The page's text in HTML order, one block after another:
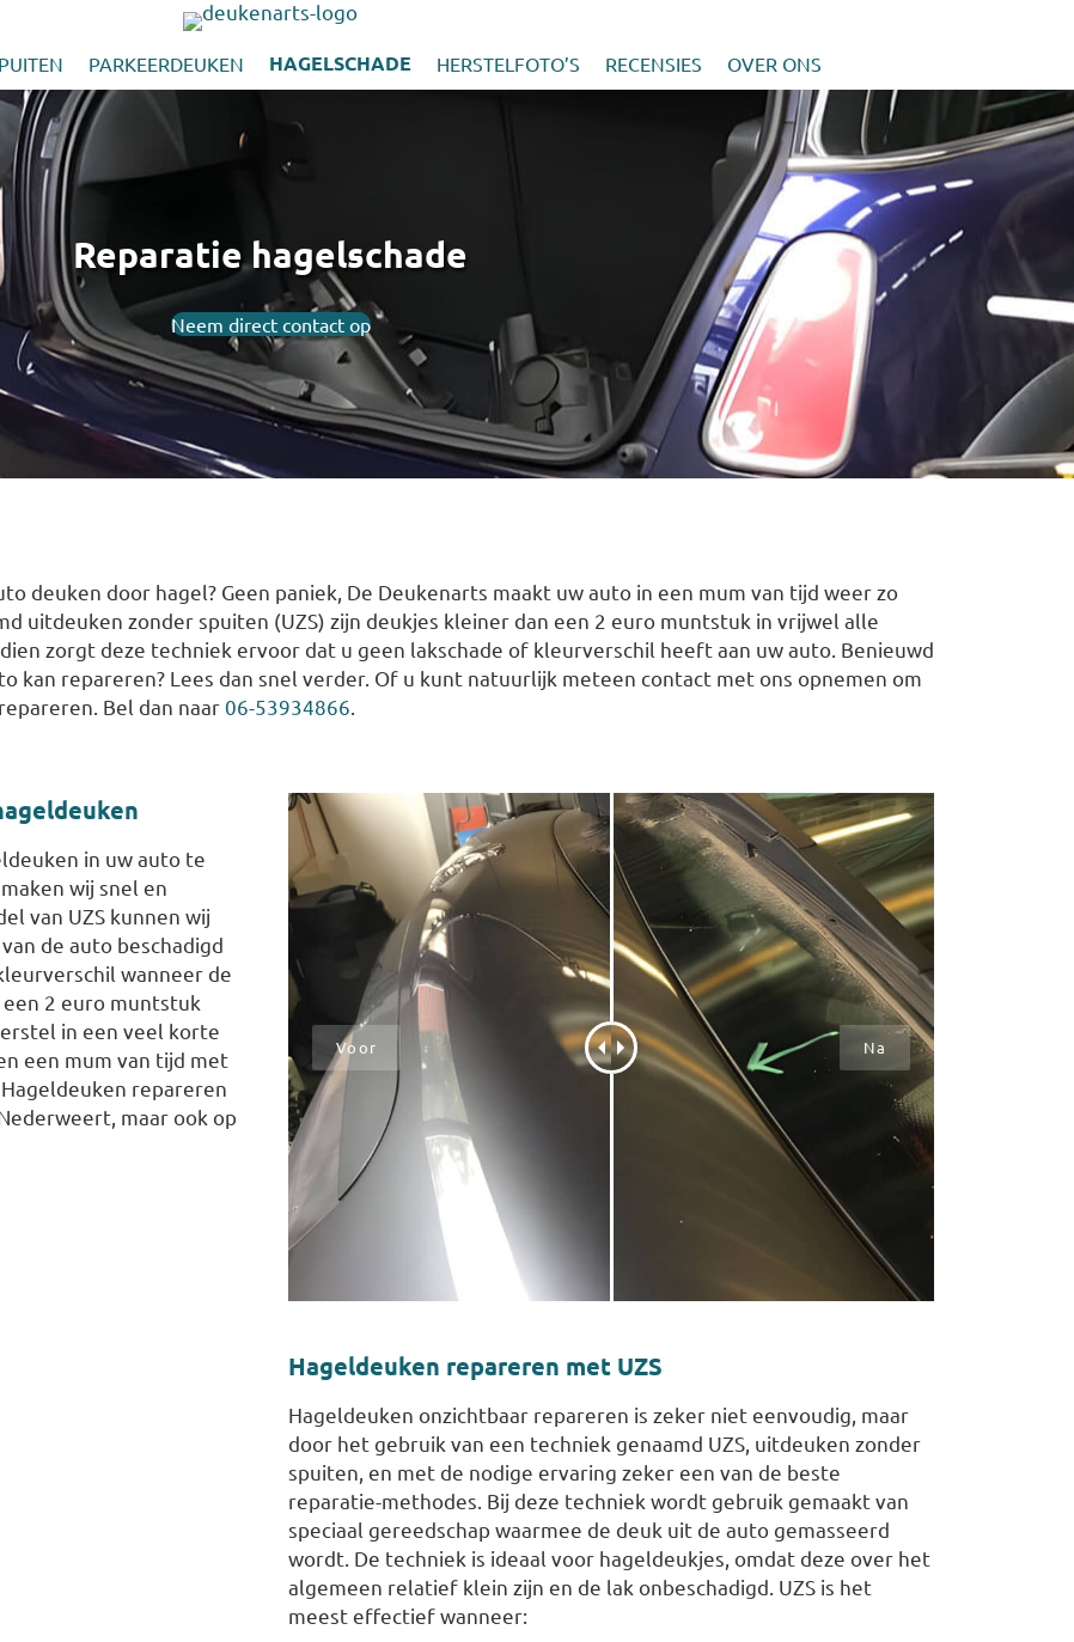
PARKEERDEUKEN HAGELSCHADE HERSTELFOTO’S RECENSIES OVER ONS
Reparatie hagelschade
Neem direct contact op
deuken door hagel? Geen paniek, De Deukenarts maakt uw auto in een mum van tijd weer zo
uitdeuken zonder spuiten (UZS) zijn deukjes kleiner dan een 2 euro muntstuk in vrijwel alle
zorgt deze techniek ervoor dat u geen lakschade of kleurverschil heeft aan uw auto. Benieuwd
kan repareren? Lees dan snel verder. Of u kunt natuurlijk meteen contact met ons opnemen om
Bel dan naar06-53934866
in uw auto te
wij snel en
van UZS kunnen wij
de auto beschadigd
wanneer de
2 euro muntstuk
in een veel korte
een mum van tijd met
repareren
maar ook op
Hageldeuken repareren met UZS
Hageldeuken onzichtbaar repareren is zeker niet eenvoudig, maar
door het gebruik van een techniek genaamd UZS, uitdeuken zonder
spuiten, en met de nodige ervaring zeker een van de beste
reparatie-methodes. Bij deze techniek wordt gebruik gemaakt van
speciaal gereedschap waarmee de deuk uit de auto gemasseerd
wordt. De techniek is ideaal voor hageldeukjes, omdat deze over het
algemeen relatief klein zijn en de lak onbeschadigd. UZS is het
meest effectief wanneer: